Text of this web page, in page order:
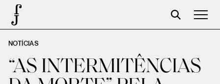
Foundation
Events
NOTÍCIAS
“AS INTERMITÊNCIAS